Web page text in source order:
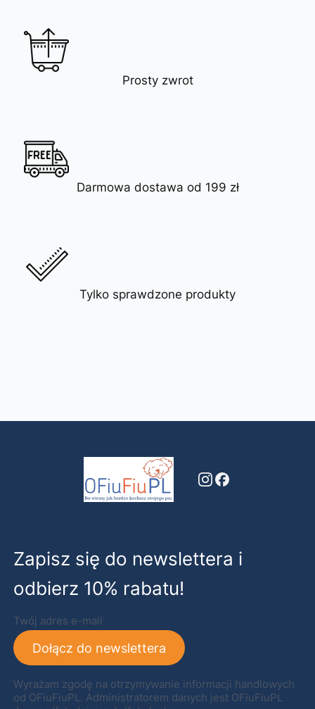
Prosty zwrot
Darmowa dostawa od 199 zł
Tylko sprawdzone produkty
Zapisz się do newslettera i
odbierz 10% rabatu!
Twój adres e-mail
Dołącz do newslettera
Wyrażam zgodę na otrzymywanie informacji handlowych
od OFiuFiuPL. Administratorem danych jest OFiuFiuPL